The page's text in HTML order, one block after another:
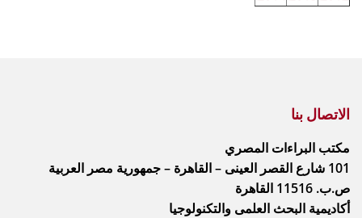
الاتصال بنا
مكتب البراءات المصري
101 شارع القصر العينى – القاهرة – جمهورية مصر العربية
ص.ب. 11516 القاهرة
أكاديمية البحث العلمى والتكنولوجيا